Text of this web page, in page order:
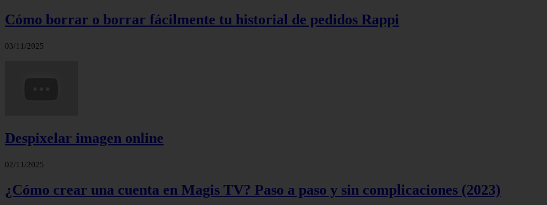
Cómo borrar o borrar fácilmente tu historial de pedidos Rappi
03/11/2025
Despixelar imagen online
02/11/2025
¿Cómo crear una cuenta en Magis TV? Paso a paso y sin complicaciones (2023)